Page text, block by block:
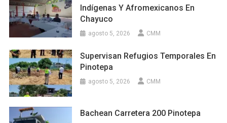
Indígenas Y Afromexicanos En
Chayuco
agosto 5, 2026 CMM
Supervisan Refugios Temporales En
Pinotepa
agosto 5, 2026 CMM
Bachean Carretera 200 Pinotepa